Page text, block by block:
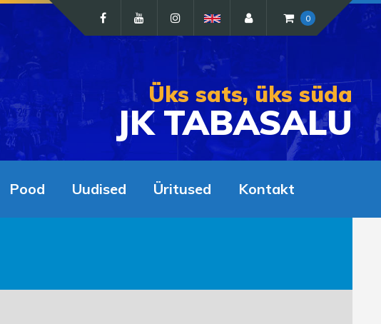
Üks sats, üks süda
JK TABASALU
0
Pood Uudised Üritused Kontakt